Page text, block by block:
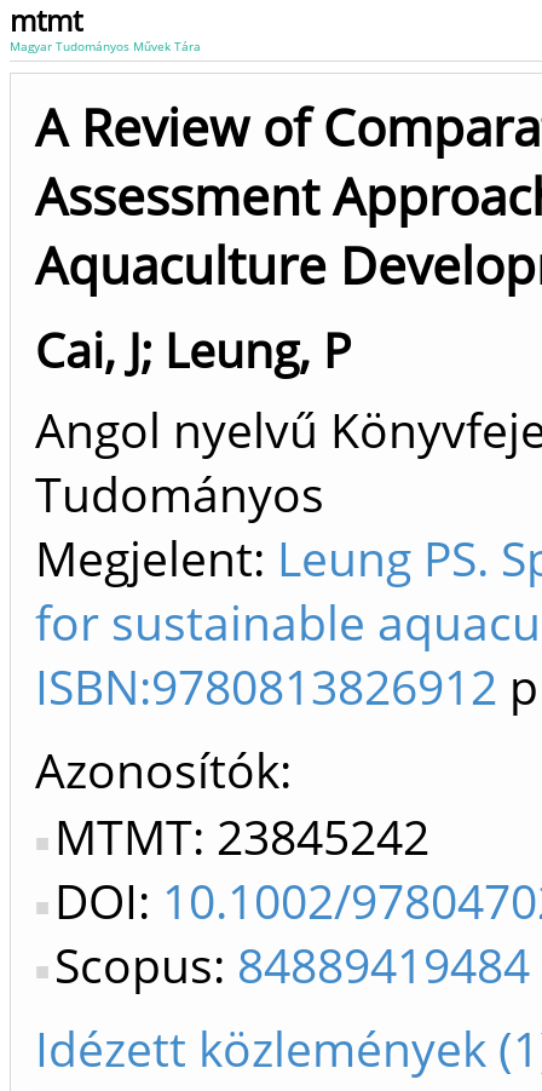
mtmt
Magyar Tudományos Művek Tára
A Review of
Assessment
Aquaculture
Cai, J; Leung, P
Angol nyelvű
Tudományos
Megjelent: Leung PS.
for sustainable
ISBN:9780813826912
Azonosítók
MTMT: 23845242
DOI: 10.1002/
Scopus: 84889419484
Idézett közlemények